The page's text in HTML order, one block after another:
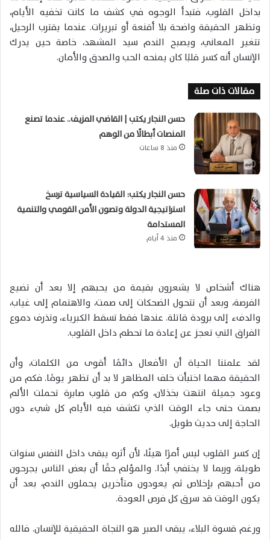
بداخل القلوب، فتبدأ الوجوه في كشف ما كانت تخفيه الأيام،
وتظهر الحقيقة واضحة بلا أقنعة أو تبريرات. عندما يقترب الرحيل،
تتغير المعاني، ويصبح الندم سيد المشهد، خاصة حين يدرك
الإنسان أنه كسر قلبًا كان يمنحه الحب والصدق والأمان.
مقالات ذات صلة
حسن النجار يكتب | القاضي المزيف.. عندما تصنع
المنصات أبطالًا من الوهم
منذ 8 ساعات
حسن النجار يكتب: القيادة السياسية ترسخ
استراتيجية الدولة وتصون الأمن القومي والتنمية
المستدامة
منذ 4 أيام
هناك أشخاص لا يشعرون بقيمة من يحبهم إلا بعد أن تضيع
الفرصة، وبعد أن تتحول الضحكات إلى صمت، والاهتمام إلى غياب،
والدفء إلى برودة قاتلة. عندها فقط تسقط الكبرياء، وتذرف دموع
الفراق التي تعجز عن إعادة ما تحطم داخل القلوب.
لقد علمتنا الحياة أن الأفعال دائمًا أقوى من الكلمات، وأن
الحقيقة مهما اختبأت خلف المظاهر لا بد أن تظهر يومًا. فكم من
وعود جميلة انتهت بخذلان، وكم من قلوب صابرة تحملت الألم
بصمت حتى جاء الوقت الذي تكشف فيه الأيام كل شيء دون
الحاجة إلى حديث طويل.
إن كسر القلوب ليس أمرًا هينًا، لأن أثره يبقى داخل النفس سنوات
طويلة، وربما لا يختفي أبدًا. والمؤلم حقًا أن بعض الناس يجرحون
من أحبهم بإخلاص ثم يعودون متأخرين يحملون الندم، بعد أن
يكون الوقت قد سرق كل فرص العودة.
ورغم قسوة البلاء، يبقى الصبر هو النجاة الحقيقية للإنسان. فالله